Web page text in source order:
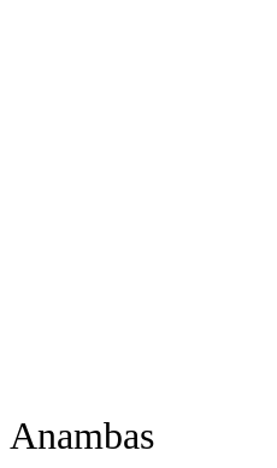
Anambas